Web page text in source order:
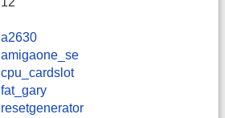
a2630
amigaone_se
cpu_cardslot
fat_gary
resetgenerator